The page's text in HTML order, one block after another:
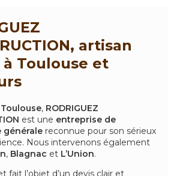
artisan
à Toulouse et
Toulouse, RODRIGUEZ
est une entreprise de
générale reconnue pour son sérieux
Nous intervenons également
, Blagnac et L’Union.
fait l’objet d’un devis clair et